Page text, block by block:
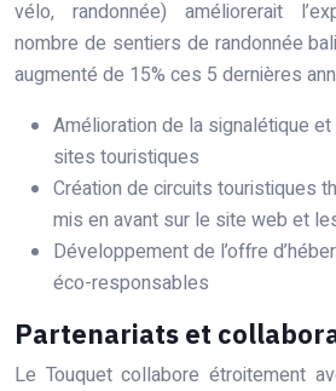
vélo, randonnée) améliorerait
nombre de sentiers de randonnée
augmenté de 15% ces 5 dernières
Amélioration de la signalétique
sites touristiques
Création de circuits touristiques
mis en avant sur le site web et
Développement de l’offre
éco-responsables
Partenariats et
Le Touquet collabore étroitement